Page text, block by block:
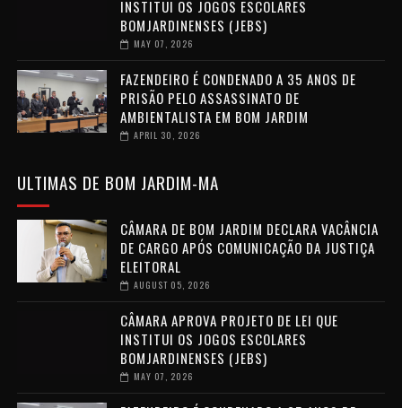
INSTITUI OS JOGOS ESCOLARES
BOMJARDINENSES (JEBS)
MAY 07, 2026
FAZENDEIRO É CONDENADO A 35 ANOS DE
PRISÃO PELO ASSASSINATO DE
AMBIENTALISTA EM BOM JARDIM
APRIL 30, 2026
ULTIMAS DE BOM JARDIM-MA
CÂMARA DE BOM JARDIM DECLARA VACÂNCIA
DE CARGO APÓS COMUNICAÇÃO DA JUSTIÇA
ELEITORAL
AUGUST 05, 2026
CÂMARA APROVA PROJETO DE LEI QUE
INSTITUI OS JOGOS ESCOLARES
BOMJARDINENSES (JEBS)
MAY 07, 2026